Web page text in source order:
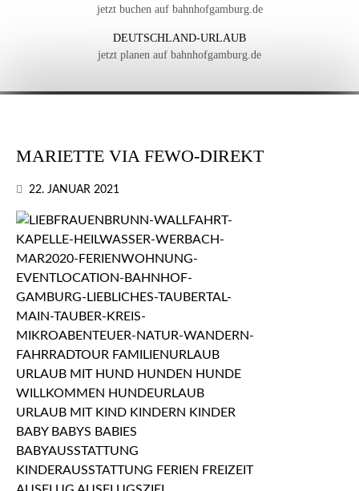
jetzt buchen auf bahnhofgamburg.de
DEUTSCHLAND-URLAUB
jetzt planen auf bahnhofgamburg.de
MARIETTE VIA FEWO-DIREKT
22. JANUAR 2021